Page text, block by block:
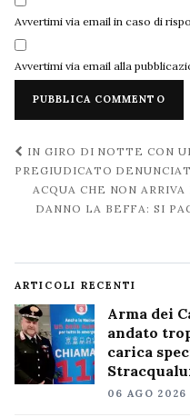
Avvertimi via email in caso di
Avvertimi via email alla
Navigazione
post
IN GIRO DI NOTTE CON
PREGIUDICATO
ACQUA CHE NON
DANNO LA BEFFA: SI
ARTICOLI RECENTI
Arma dei
andato
carica
06 AGO 2026